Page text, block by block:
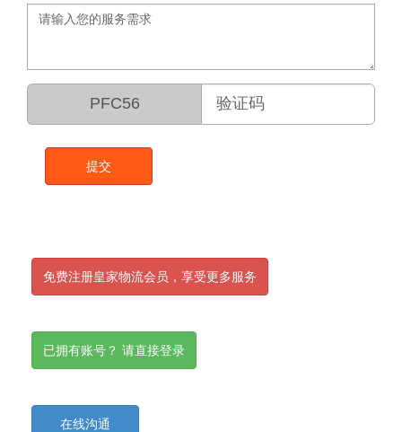
PFC56
提交
免费注册皇家物流会员，享受更多服务
已拥有账号？ 请直接登录
在线沟通